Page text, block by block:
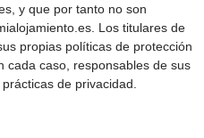
y que por tanto no son
Los titulares de
propias políticas de protección
cada caso, responsables de sus
de privacidad.